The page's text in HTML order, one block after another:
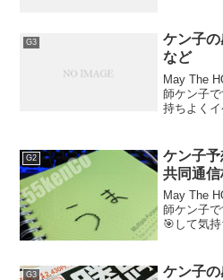
G3
ケン子
など
May The
師ケン子
持ちよく
G2
ケン子予
共同通信
May The
師ケン子
🎯して気
G3 ケン子